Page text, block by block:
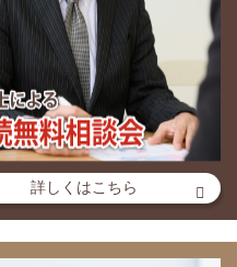
詳しくはこちら